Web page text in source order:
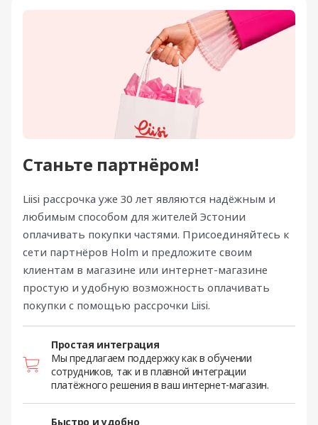
Станьте партнёром!
Liisi рассрочка уже 30 лет являются надёжным и
любимым способом для жителей Эстонии
оплачивать покупки частями. Присоединяйтесь к
сети партнёров Holm и предложите своим
клиентам в магазине или интернет-магазине
простую и удобную возможность оплачивать
покупки с помощью рассрочки Liisi.
Простая интеграция
Мы предлагаем поддержку как в обучении
сотрудников, так и в плавной интеграции
платёжного решения в ваш интернет-магазин.
Быстро и удобно